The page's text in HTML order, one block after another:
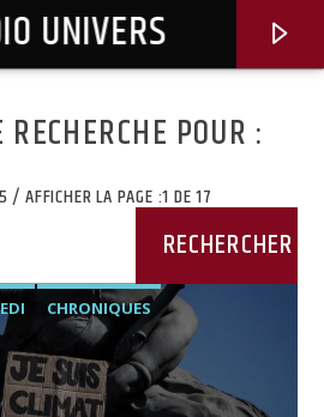
UNIVERS
POUR :
AFFICHER LA PAGE :1 DE 17
CHRONIQUES